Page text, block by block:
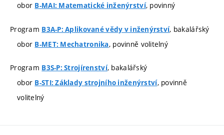
obor B-MAI: Matematické inženýrství, povinný
Program B3A-P: Aplikované vědy v inženýrství, bakalářský
obor B-MET: Mechatronika, povinně volitelný
Program B3S-P: Strojírenství, bakalářský
obor B-STI: Základy strojního inženýrství, povinně
volitelný